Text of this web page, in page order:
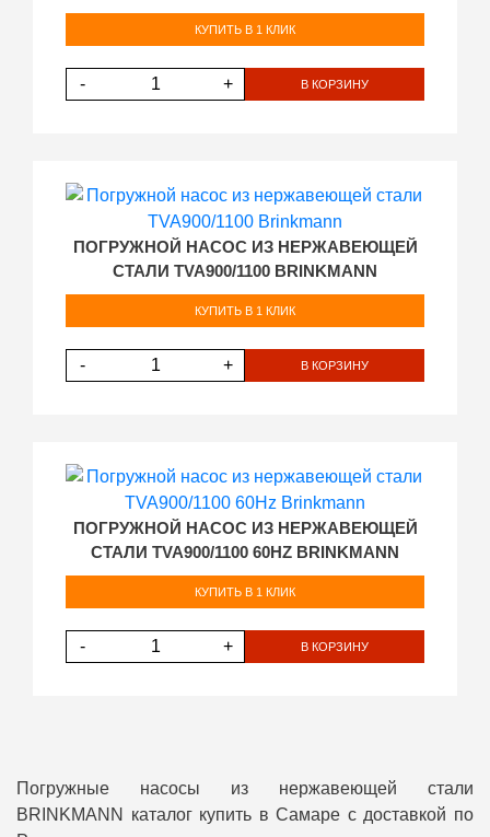
КУПИТЬ В 1 КЛИК
- + В КОРЗИНУ
ПОГРУЖНОЙ НАСОС ИЗ НЕРЖАВЕЮЩЕЙ
СТАЛИ TVA900/1100 BRINKMANN
КУПИТЬ В 1 КЛИК
- + В КОРЗИНУ
ПОГРУЖНОЙ НАСОС ИЗ НЕРЖАВЕЮЩЕЙ
СТАЛИ TVA900/1100 60HZ BRINKMANN
КУПИТЬ В 1 КЛИК
- + В КОРЗИНУ
Погружные насосы из нержавеющей стали
BRINKMANN каталог купить в Самаре с доставкой по